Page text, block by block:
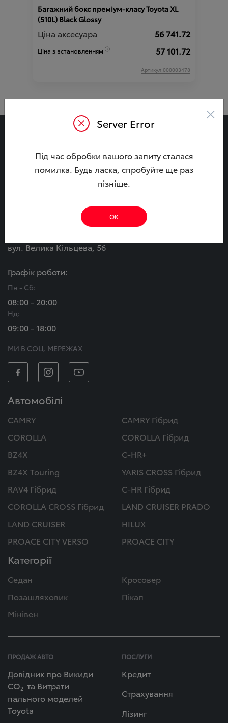
Багажний бокс преміум-класу Toyota XL
(510L) Black Glossy
Ціна аксесуара 56 741.72
Ціна з встановленням 57 101.72
Артикул:000003478
Тойота
ВІДІ Автострада
за телефоном:
вул. Велика Кільцева, 56
Графік роботи:
Пн - Сб:
08:00 - 20:00
Нд:
09:00 - 18:00
МИ В СОЦ. МЕРЕЖАХ
Автомобілі
CAMRY
CAMRY Гібрид
COROLLA
COROLLA Гібрид
BZ4X
C-HR+
BZ4X Touring
YARIS CROSS Гібрид
RAV4 Гібрид
C-HR Гібрид
COROLLA CROSS Гібрид
LAND CRUISER PRADO
LAND CRUISER
HILUX
PROACE CITY VERSO
PROACE CITY
Категорії
Седан
Кросовер
Позашляховик
Пікап
Мінівен
ПРОДАЖ АВТО
Довідник про Викиди
СО2 та Витрати
пального моделей
Toyota
ПОСЛУГИ
Кредит
Страхування
Лізинг
Server Error ×
Під час обробки вашого запиту сталася
помилка. Будь ласка, спробуйте ще раз
пізніше.
ОК